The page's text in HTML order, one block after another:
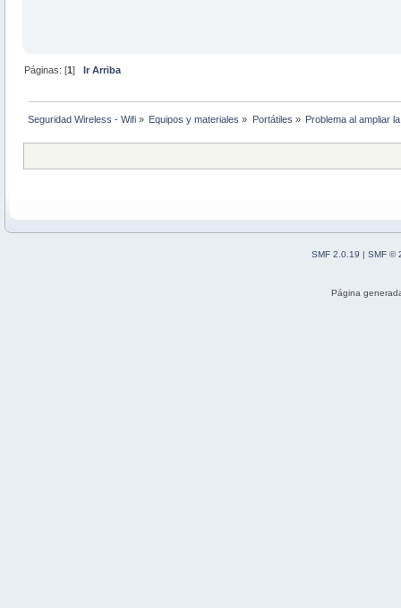
Páginas: [1] Ir Arriba
Seguridad Wireless - Wifi » Equipos y materiales » Portátiles » Problema al ampliar
SMF 2.0.19 | SMF ©
Página